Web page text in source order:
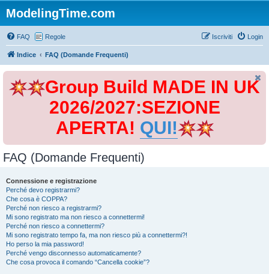
ModelingTime.com
FAQ Regole Login
Iscriviti
Indice FAQ (Domande Frequenti)
Group Build MADE IN UK
2026/2027:SEZIONE
APERTA! QUI!
FAQ (Domande Frequenti)
Connessione e registrazione
Perché devo registrarmi?
Che cosa è COPPA?
Perché non riesco a registrarmi?
Mi sono registrato ma non riesco a connettermi!
Perché non riesco a connettermi?
Mi sono registrato tempo fa, ma non riesco più a connettermi?!
Ho perso la mia password!
Perché vengo disconnesso automaticamente?
Che cosa provoca il comando “Cancella cookie”?